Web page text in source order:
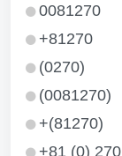
0081270
+81270
(0270)
(0081270)
+(81270)
+81 (0) 270